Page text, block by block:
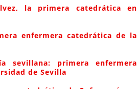
la primera catedrática en
enfermera catedrática de la
sevillana: primera enfermera
de Sevilla